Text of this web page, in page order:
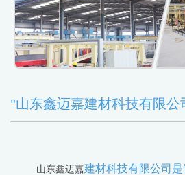
"山东鑫迈嘉建材科技有限公
山东鑫迈嘉建材科技有限公司